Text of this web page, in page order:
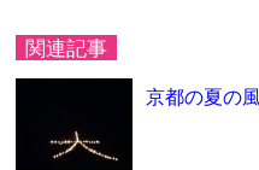
関連記事
京都の夏の